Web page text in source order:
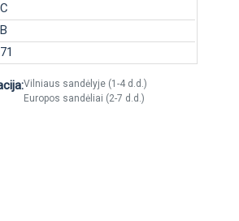
C
B
71
Vilniaus sandėlyje (1-4 d.d.)
Europos sandėliai (2-7 d.d.)